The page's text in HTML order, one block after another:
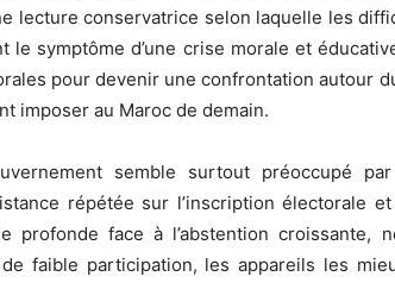
lecture conservatrice selon laquelle les
symptôme d’une crise morale et
pour devenir une confrontation autour
imposer au Maroc de demain.
semble surtout préoccupé
répétée sur l’inscription électorale
profonde face à l’abstention croissante,
faible participation, les appareils les